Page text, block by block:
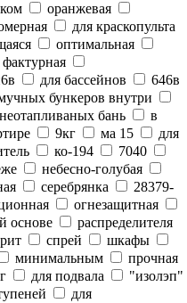
оранжевая
для краскопульта
оптимальная
фактурная
для бассейнов
646в
бункеров внутри
бань
в
9кг ма 15
для
ко-194
7040
небесно-голубая
серебрянка
28379-
огнезащитная
основе
распределителя
спрей
шкафы
минимальным
прочная
для подвала
"изолэп"
для